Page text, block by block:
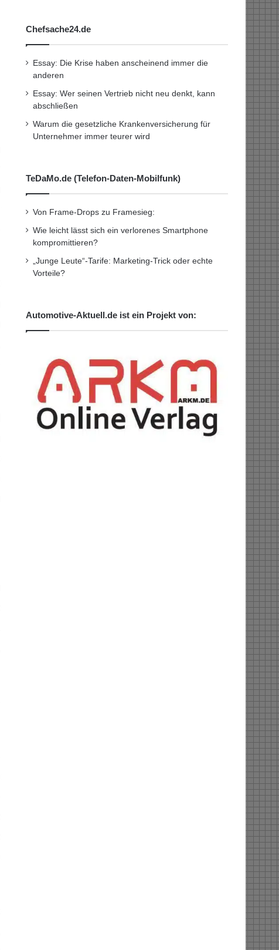
Chefsache24.de
Essay: Die Krise haben anscheinend immer die
anderen
Essay: Wer seinen Vertrieb nicht neu denkt, kann
abschließen
Warum die gesetzliche Krankenversicherung für
Unternehmer immer teurer wird
TeDaMo.de (Telefon-Daten-Mobilfunk)
Von Frame-Drops zu Framesieg:
Wie leicht lässt sich ein verlorenes Smartphone
kompromittieren?
„Junge Leute“-Tarife: Marketing-Trick oder echte
Vorteile?
Automotive-Aktuell.de ist ein Projekt von: